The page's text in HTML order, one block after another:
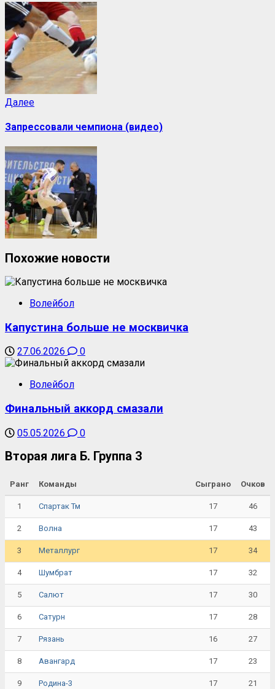
Далее
Запрессовали чемпиона (видео)
Похожие новости
Волейбол
Капустина больше не москвичка
27.06.2026 0
Волейбол
Финальный аккорд смазали
05.05.2026 0
Вторая лига Б. Группа 3
Ранг Команды Сыграно Очков
1 Спартак Тм 17 46
2 Волна 17 43
3 Металлург 17 34
4 Шумбрат 17 32
5 Салют 17 30
6 Сатурн 17 28
7 Рязань 16 27
8 Авангард 17 23
9 Родина-3 17 21